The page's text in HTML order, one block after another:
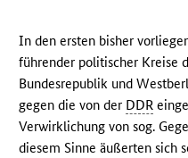
In den ersten bisher
führender politischer Kreise
Bundesrepublik und
gegen die von der DDR
Verwirklichung von sog.
diesem Sinne äußerten sich